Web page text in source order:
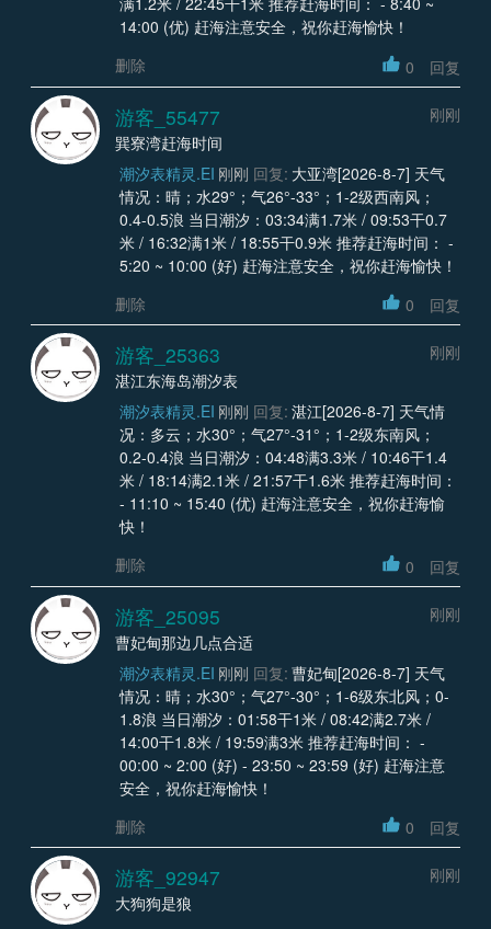
14:00 (优) 赶海注意安全，祝你赶海愉快！
删除
0 回复
游客_55477
刚刚
巽寮湾赶海时间
潮汐表精灵.EI 刚刚 回复: 大亚湾[2026-8-7] 天气
情况：晴；水29°；气26°-33°；1-2级西南风；
0.4-0.5浪 当日潮汐：03:34满1.7米 / 09:53干0.7
米 / 16:32满1米 / 18:55干0.9米 推荐赶海时间： -
5:20 ~ 10:00 (好) 赶海注意安全，祝你赶海愉快！
删除
0 回复
游客_25363
刚刚
湛江东海岛潮汐表
潮汐表精灵.EI 刚刚 回复: 湛江[2026-8-7] 天气情
况：多云；水30°；气27°-31°；1-2级东南风；
0.2-0.4浪 当日潮汐：04:48满3.3米 / 10:46干1.4
米 / 18:14满2.1米 / 21:57干1.6米 推荐赶海时间：
- 11:10 ~ 15:40 (优) 赶海注意安全，祝你赶海愉
快！
删除
0 回复
游客_25095
刚刚
曹妃甸那边几点合适
潮汐表精灵.EI 刚刚 回复: 曹妃甸[2026-8-7] 天气
情况：晴；水30°；气27°-30°；1-6级东北风；0-
1.8浪 当日潮汐：01:58干1米 / 08:42满2.7米 /
14:00干1.8米 / 19:59满3米 推荐赶海时间： -
00:00 ~ 2:00 (好) - 23:50 ~ 23:59 (好) 赶海注意
安全，祝你赶海愉快！
删除
0 回复
游客_92947
刚刚
大狗狗是狼